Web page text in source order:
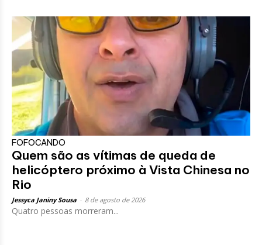
FOFOCANDO
Quem são as vítimas de queda de
helicóptero próximo à Vista Chinesa no
Rio
Jessyca Janiny Sousa 8 de agosto de 2026
Quatro pessoas morreram...